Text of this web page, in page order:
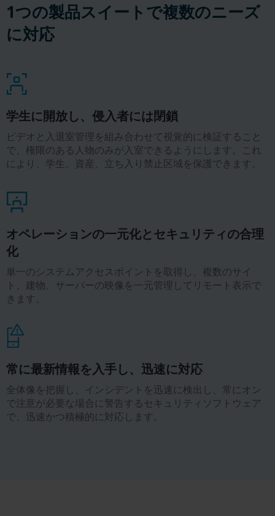
1つの製品スイートで複数のニーズ
に対応
学生に開放し、侵入者には閉鎖
ビデオと入退室管理を組み合わせて視覚的に検証すること
で、権限のある人物のみが入室できるようにします。これ
により、学生、資産、立ち入り禁止区域を保護できます。
オペレーションの一元化とセキュリティの合理
化
単一のシステムアクセスポイントを取得し、複数のサイ
ト、建物、サーバーの映像を一元管理してリモート表示で
きます。
常に最新情報を入手し、迅速に対応
全体像を把握し、インシデントを迅速に検出し、常にオン
で注意が必要な場合に警告するセキュリティソフトウェア
で、迅速かつ積極的に対応します。